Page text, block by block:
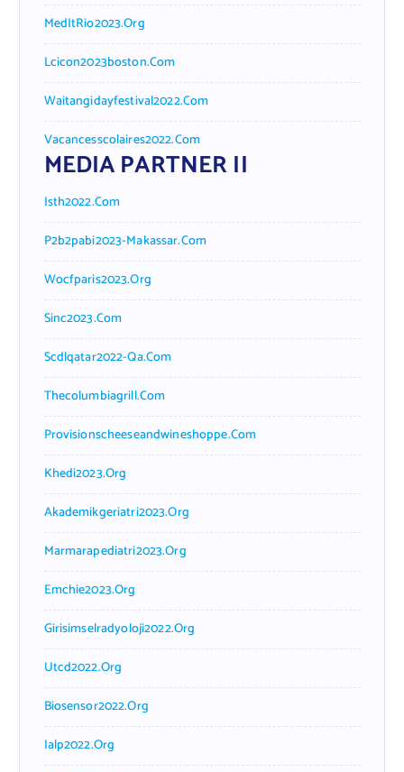
MedItRio2023.org
Lcicon2023boston.com
Waitangidayfestival2022.com
Vacancesscolaires2022.com
MEDIA PARTNER II
Isth2022.com
P2b2pabi2023-Makassar.com
Wocfparis2023.org
Sinc2023.com
Scdlqatar2022-Qa.com
Thecolumbiagrill.com
Provisionscheeseandwineshoppe.com
Khedi2023.org
Akademikgeriatri2023.org
Marmarapediatri2023.org
Emchie2023.org
Girisimselradyoloji2022.org
Utcd2022.org
Biosensor2022.org
Ialp2022.org